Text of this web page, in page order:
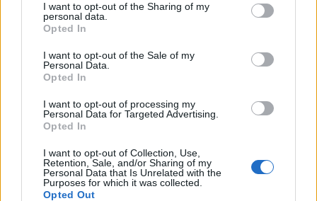
I want to opt-out of the Sharing of my
personal data.
Opted In
I want to opt-out of the Sale of my
Personal Data.
Opted In
I want to opt-out of processing my
Personal Data for Targeted Advertising.
Opted In
I want to opt-out of Collection, Use,
Retention, Sale, and/or Sharing of my
Personal Data that Is Unrelated with the
Purposes for which it was collected.
Opted Out